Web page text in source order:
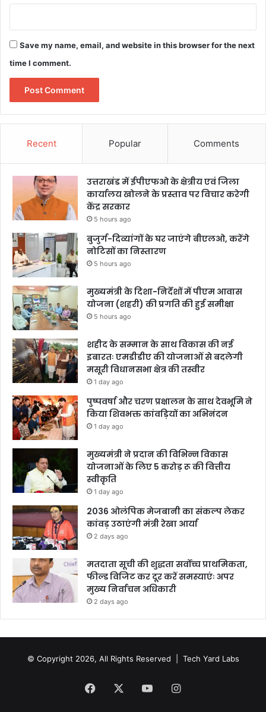
Save my name, email, and website in this browser for the next
time I comment.
Recent Popular Comments
उत्तराखंड में ईपीएफओ के क्षेत्रीय एवं जिला
कार्यालय खोलने के प्रस्ताव पर विचार करेगी
केंद्र सरकार
5 hours ago
बुजुर्ग-दिव्यांगों के घर जाएंगे बीएलओ, करेंगे
नोटिसों का निस्तारण
5 hours ago
मुख्यमंत्री के दिशा-निर्देशों में पीएम आवास
योजना (शहरी) की प्रगति की हुई समीक्षा
5 hours ago
शहीद के सम्मान के साथ विकास की नई
इबारतः एमडीडीए की योजनाओं से बदलेगी
मसूरी विधानसभा क्षेत्र की तस्वीर
1 day ago
पुष्पवर्षा और चरण प्रक्षालन के साथ देवभूमि ने
किया शिवभक्त कांवड़ियों का अभिनंदन
1 day ago
मुख्यमंत्री ने प्रदान की विभिन्न विकास
योजनाओं के लिए 5 करोड़ रू की वित्तीय
स्वीकृति
1 day ago
2036 ओलंपिक मेजबानी का संकल्प लेकर
कांवड़ उठाएंगी मंत्री रेखा आर्या
2 days ago
मतदाता सूची की शुद्धता सर्वोच्च प्राथमिकता,
फील्ड विजिट कर दूर करें समस्याएंः अपर
मुख्य निर्वाचन अधिकारी
2 days ago
© Copyright 2026, All Rights Reserved | Tech Yard Labs
Facebook YouTubeInstagram